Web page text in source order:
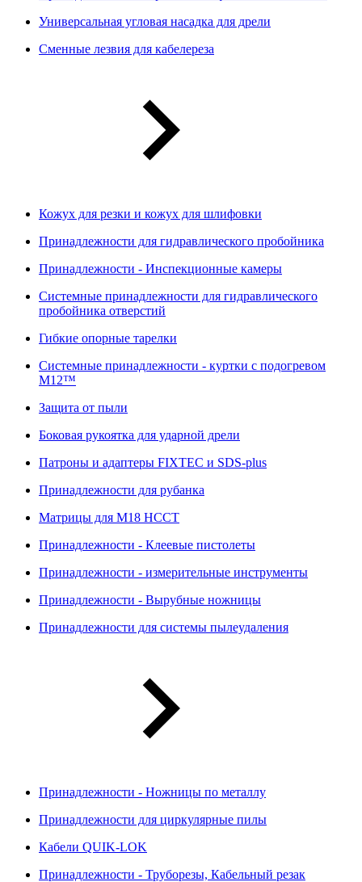
Универсальная угловая насадка для дрели
Сменные лезвия для кабелереза
Кожух для резки и кожух для шлифовки
Принадлежности для гидравлического пробойника
Принадлежности - Инспекционные камеры
Системные принадлежности для гидравлического
пробойника отверстий
Гибкие опорные тарелки
Системные принадлежности - куртки с подогревом
M12™
Защита от пыли
Боковая рукоятка для ударной дрели
Патроны и адаптеры FIXTEC и SDS-plus
Принадлежности для рубанка
Матрицы для M18 HCCT
Принадлежности - Клеевые пистолеты
Принадлежности - измерительные инструменты
Принадлежности - Вырубные ножницы
Принадлежности для системы пылеудаления
Принадлежности - Ножницы по металлу
Принадлежности для циркулярные пилы
Кабели QUIK-LOK
Принадлежности - Труборезы, Кабельный резак